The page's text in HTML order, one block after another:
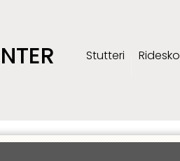
Stutteri